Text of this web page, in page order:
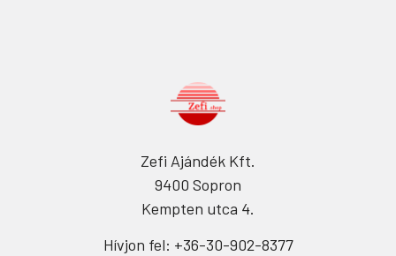
Zefi Ajándék Kft.
9400 Sopron
Kempten utca 4.
Hívjon fel: +36-30-902-8377